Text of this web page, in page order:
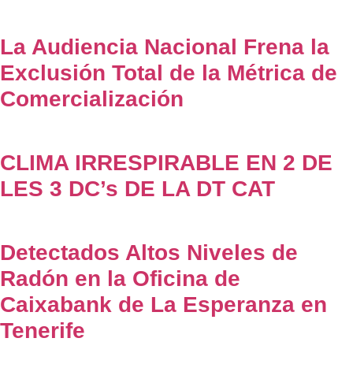
La Audiencia Nacional Frena la
Exclusión Total de la Métrica de
Comercialización
CLIMA IRRESPIRABLE EN 2 DE
LES 3 DC’s DE LA DT CAT
Detectados Altos Niveles de
Radón en la Oficina de
Caixabank de La Esperanza en
Tenerife